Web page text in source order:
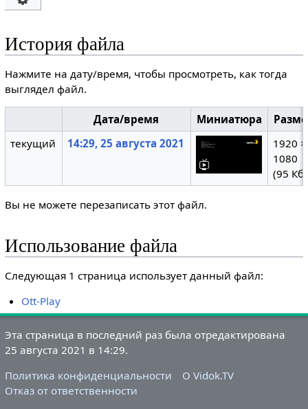
История файла
Нажмите на дату/время, чтобы просмотреть, как тогда
выглядел файл.
Дата/время Миниатюра
текущий
14:29, 25 августа 2021
1920 ×
1080
(95 Кб)
Вы не можете перезаписать этот файл.
Использование файла
Следующая 1 страница использует данный файл:
Ott-Play
Эта страница в последний раз была отредактирована
25 августа 2021 в 14:29.
Политика конфиденциальности
О Vidok.TV
Отказ от ответственности